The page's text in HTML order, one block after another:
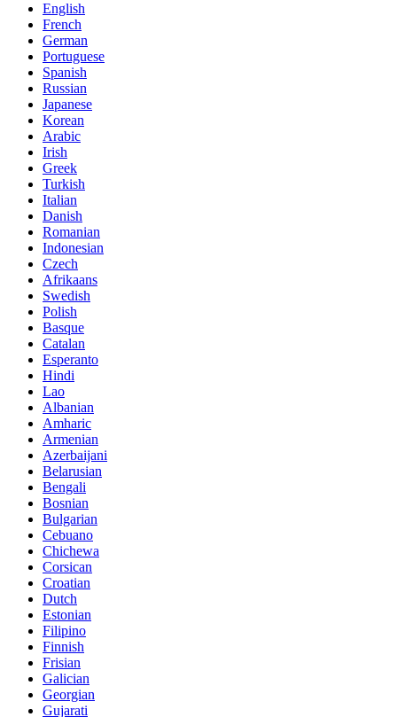
English
French
German
Portuguese
Spanish
Russian
Japanese
Korean
Arabic
Irish
Greek
Turkish
Italian
Danish
Romanian
Indonesian
Czech
Afrikaans
Swedish
Polish
Basque
Catalan
Esperanto
Hindi
Lao
Albanian
Amharic
Armenian
Azerbaijani
Belarusian
Bengali
Bosnian
Bulgarian
Cebuano
Chichewa
Corsican
Croatian
Dutch
Estonian
Filipino
Finnish
Frisian
Galician
Georgian
Gujarati